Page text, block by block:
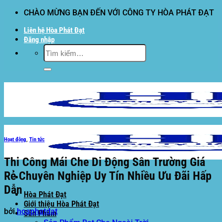
dung
CHÀO MỪNG BẠN ĐẾN VỚI CÔNG TY HÒA PHÁT ĐẠT
Liên hệ Hòa Phát Đạt
Đăng nhập
Tìm
kiếm:
Hòa Phát Đạt
Giới thiệu Hòa Phát Đạt
Sản Phẩm
Hoạt động, Tin tức
Thi Công Mái Che Di Động Sân Trường Giá
Rẻ Chuyên Nghiệp Uy Tín Nhiều Ưu Đãi Hấp
Dẫn
bởihoaphatdat